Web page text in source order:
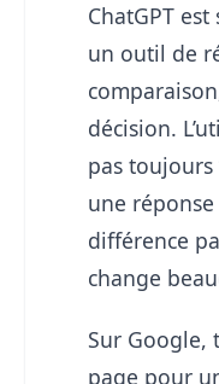
ChatGPT
un outil de
décision.
pas toujours
une
différence
change
Sur Google,
page pour